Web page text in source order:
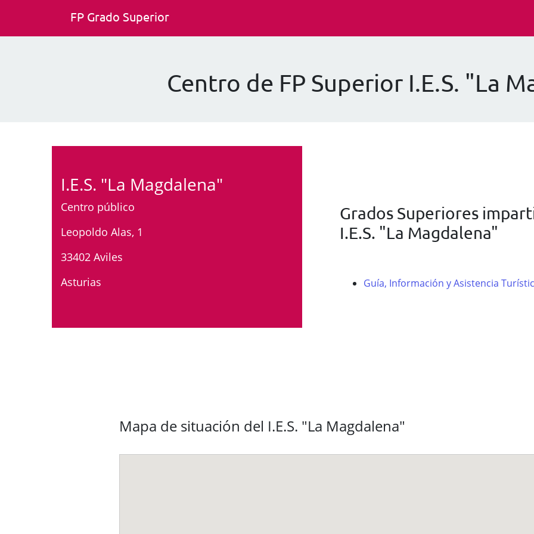
FP Grado Superior
Centro de FP Superior I.E.S. "La
I.E.S. "La Magdalena"
Centro público
Leopoldo Alas, 1
33402 Aviles
Asturias
Grados Superiores
I.E.S. "La Magdalena"
Guía, Información y Asistencia
Mapa de situación del I.E.S. "La Magdalena"